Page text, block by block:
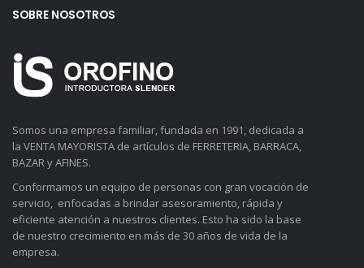
SOBRE NOSOTROS
Somos una empresa familiar, fundada en 1991, dedicada a
la VENTA MAYORISTA de artículos de FERRETERIA, BARRACA,
BAZAR y AFINES.
Conformamos un equipo de personas con gran vocación de
servicio, enfocadas a brindar asesoramiento, rápida y
eficiente atención a nuestros clientes. Esto ha sido la base
de nuestro crecimiento en más de 30 años de vida de la
empresa.